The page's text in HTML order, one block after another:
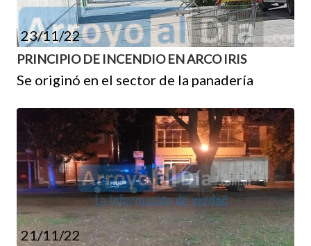
23/11/22
PRINCIPIO DE INCENDIO EN ARCO IRIS
Se originó en el sector de la panadería
21/11/22